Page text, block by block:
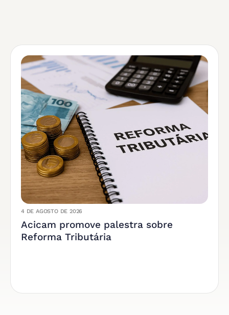
4 DE AGOSTO DE 2026
Acicam promove palestra sobre
Reforma Tributária